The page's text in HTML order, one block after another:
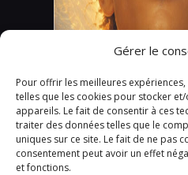
Gérer le
Pour offrir les meilleures
telles que les cookies pour stocker
appareils. Le fait de consentir à ces
traiter des données telles que le
uniques sur ce site. Le fait de ne pas
consentement peut avoir un effet
et fonctions.